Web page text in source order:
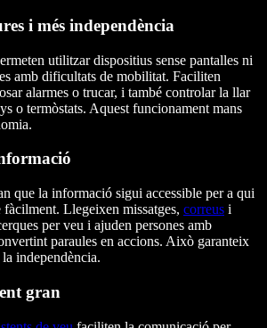
i més independència
utilitzar dispositius sense pantalles ni
amb dificultats de mobilitat. Faciliten
alarmes o trucar, i també controlar la llar
o termòstats. Aquest funcionament mans
que la informació sigui accessible per a qui
Llegeixen missatges, correus i
per veu i ajuden persones amb
paraules en accions. Això garanteix
independència.
gran